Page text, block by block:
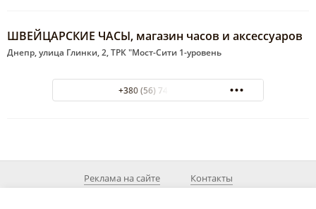
ШВЕЙЦАРСКИЕ ЧАСЫ, магазин часов и аксессуаров
Днепр, улица Глинки, 2, ТРК "Мост-Сити 1-уровень
+380 (56) 744-59-90
Реклама на сайте Контакты